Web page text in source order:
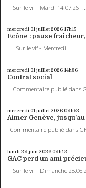
Sur le vif - Mardi 14.07.26 -...
mercredi 01 juillet 202617h15
Ecône : pause fraîcheur,
Sur le vif - Mercredi...
mercredi 01 juillet 202614h36
Contrat social
Commentaire publié dans
mercredi 01 juillet 2026 09h53
Aimer Genève,
Commentaire publié dans
lundi 29 juin 2026 09h12
GAC perd un ami
Sur le vif - Dimanche